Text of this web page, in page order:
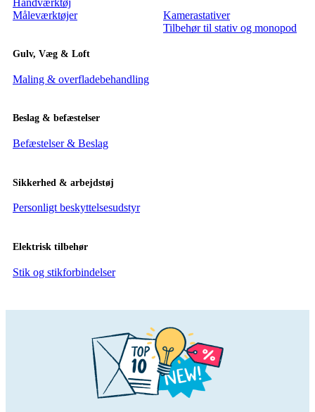
Måleværktøjer
Gulv, Væg & Loft
Maling & overfladebehandling
Beslag & befæstelser
Befæstelser & Beslag
Sikkerhed & arbejdstøj
Personligt beskyttelsesudstyr
Elektrisk tilbehør
Stik og stikforbindelser
Kamerastativer
Tilbehør til stativ og monopod